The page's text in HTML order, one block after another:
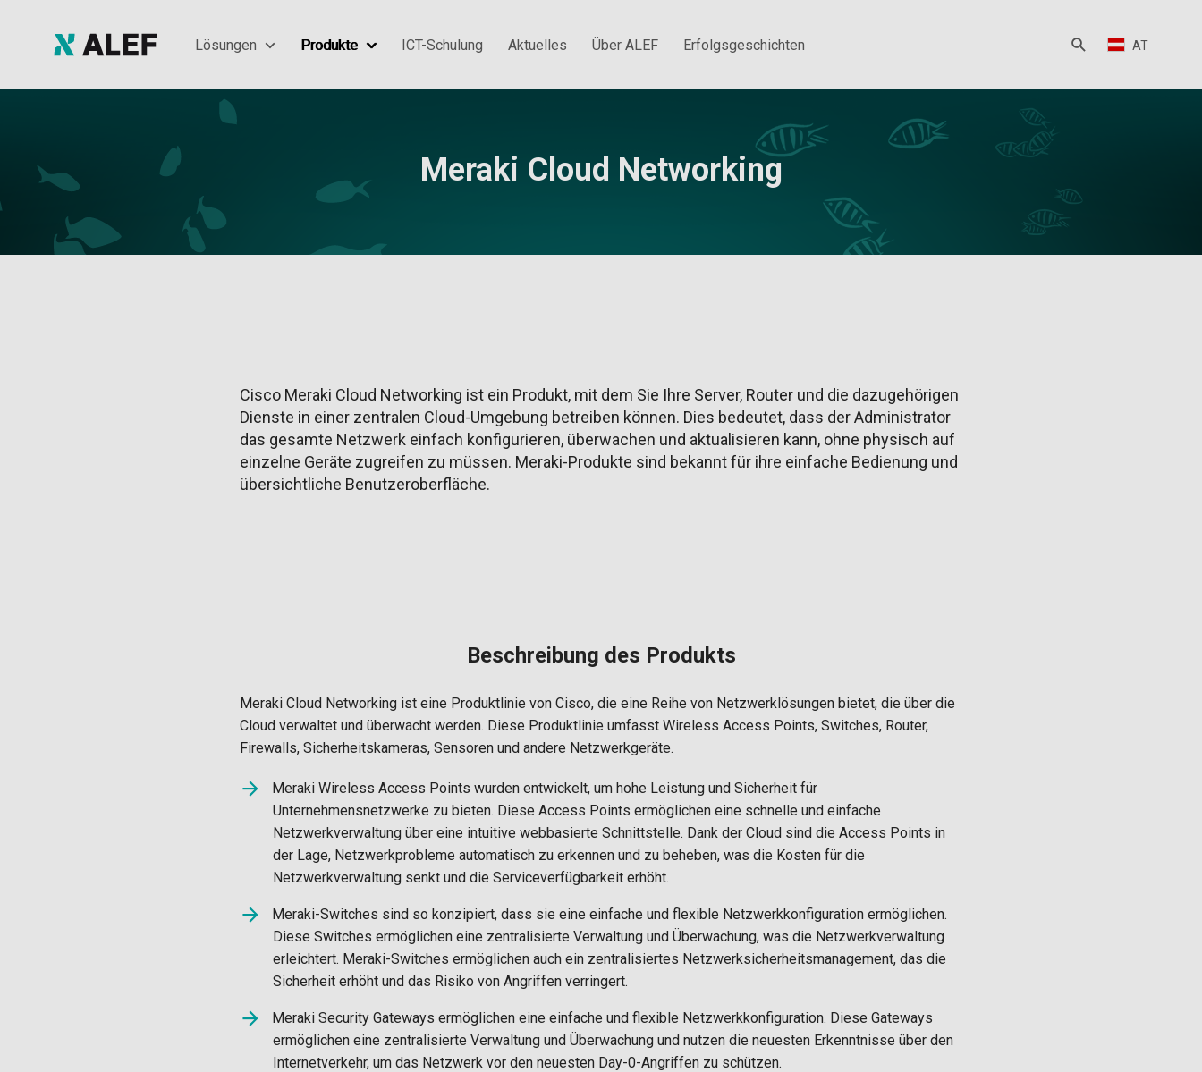
Lösungen Produkte ICT-Schulung Aktuelles Über ALEF Erfolgsgeschichten AT
Meraki Cloud Networking
Cisco Meraki Cloud Networking ist ein Produkt, mit dem Sie Ihre Server, Router und die dazugehörigen
Dienste in einer zentralen Cloud-Umgebung betreiben können. Dies bedeutet, dass der Administrator
das gesamte Netzwerk einfach konfigurieren, überwachen und aktualisieren kann, ohne physisch auf
einzelne Geräte zugreifen zu müssen. Meraki-Produkte sind bekannt für ihre einfache Bedienung und
übersichtliche Benutzeroberfläche.
Beschreibung des Produkts
Meraki Cloud Networking ist eine Produktlinie von Cisco, die eine Reihe von Netzwerklösungen bietet, die über die
Cloud verwaltet und überwacht werden. Diese Produktlinie umfasst Wireless Access Points, Switches, Router,
Firewalls, Sicherheitskameras, Sensoren und andere Netzwerkgeräte.
Meraki Wireless Access Points wurden entwickelt, um hohe Leistung und Sicherheit für
Unternehmensnetzwerke zu bieten. Diese Access Points ermöglichen eine schnelle und einfache
Netzwerkverwaltung über eine intuitive webbasierte Schnittstelle. Dank der Cloud sind die Access Points in
der Lage, Netzwerkprobleme automatisch zu erkennen und zu beheben, was die Kosten für die
Netzwerkverwaltung senkt und die Serviceverfügbarkeit erhöht.
Meraki-Switches sind so konzipiert, dass sie eine einfache und flexible Netzwerkkonfiguration ermöglichen.
Diese Switches ermöglichen eine zentralisierte Verwaltung und Überwachung, was die Netzwerkverwaltung
erleichtert. Meraki-Switches ermöglichen auch ein zentralisiertes Netzwerksicherheitsmanagement, das die
Sicherheit erhöht und das Risiko von Angriffen verringert.
Meraki Security Gateways ermöglichen eine einfache und flexible Netzwerkkonfiguration. Diese Gateways
ermöglichen eine zentralisierte Verwaltung und Überwachung und nutzen die neuesten Erkenntnisse über den
Internetverkehr, um das Netzwerk vor den neuesten Day-0-Angriffen zu schützen.